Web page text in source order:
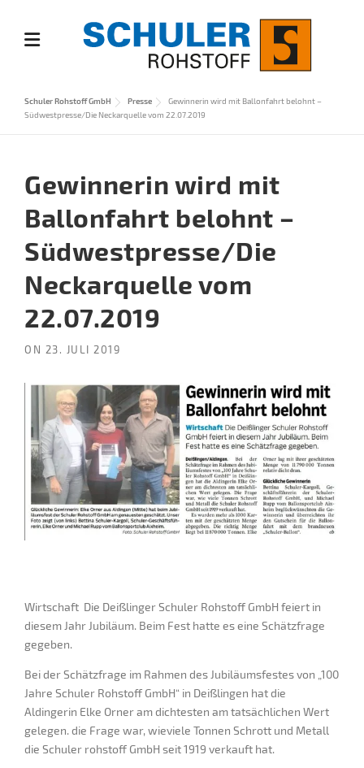
content
Schuler Rohstoff GmbH Presse
Gewinnerin wird mit Ballonfahrt belohnt –
Südwestpresse/Die Neckarquelle vom 22.07.2019
Gewinnerin wird mit
Ballonfahrt belohnt –
Südwestpresse/Die
Neckarquelle vom
22.07.2019
ON 23. JULI 2019
Wirtschaft Die Deißlinger Schuler Rohstoff GmbH feiert in
diesem Jahr Jubiläum. Beim Fest hatte es eine Schätzfrage
gegeben.
Bei der Schätzfrage im Rahmen des Jubiläumsfestes von „100
Jahre Schuler Rohstoff GmbH“ in Deißlingen hat die
Aldingerin Elke Orner am dichtesten am tatsächlichen Wert
gelegen. die Frage war, wieviele Tonnen Schrott und Metall
die Schuler rohstoff GmbH seit 1919 verkauft hat.